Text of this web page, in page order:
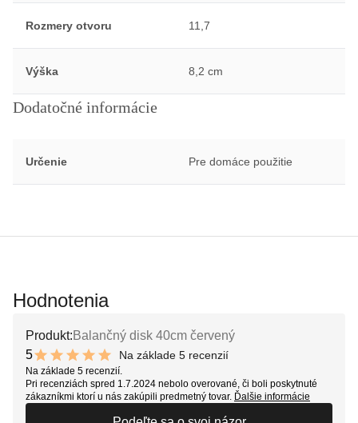
Rozmery otvoru 11,7
Výška 8,2 cm
Dodatočné informácie
Určenie Pre domáce použitie
Hodnotenia
Produkt: Balančný disk 40cm červený
5
10 out of 10 stars
Na základe 5 recenzií
Na základe 5 recenzií.
Pri recenziách spred 1.7.2024 nebolo overované, či boli poskytnuté
zákazníkmi ktorí u nás zakúpili predmetný tovar. Ďalšie informácie